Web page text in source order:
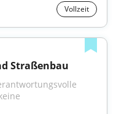
Vollzeit
Straßenbau